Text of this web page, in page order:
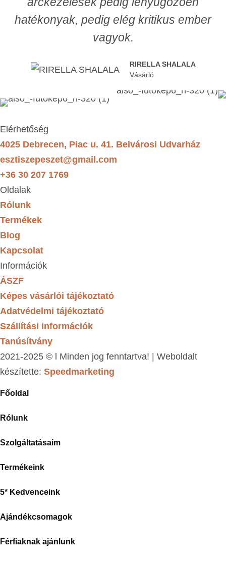
hatékonyak, pedig elég kritikus ember
vagyok.
RIRELLA SHALALA
Vásárló
Elérhetőség
4025 Debrecen, Piac u. 41. Belvárosi Udvarház
esztiszepeszet@gmail.com
+36 30 207 1769
Oldalak
Rólunk
Termékek
Blog
Kapcsolat
Információk
ÁSZF
Képes vásárlói tájékoztató
Adatvédelmi tájékoztató
Szállítási információk
Tanúsítvány
2021-2025 © l Minden jog fenntartva! | Weboldalt
készítette: Speedmarketing
Főoldal
Rólunk
Szolgáltatásaim
Termékeink
5* Kedvenceink
Ajándékcsomagok
Férfiaknak ajánlunk